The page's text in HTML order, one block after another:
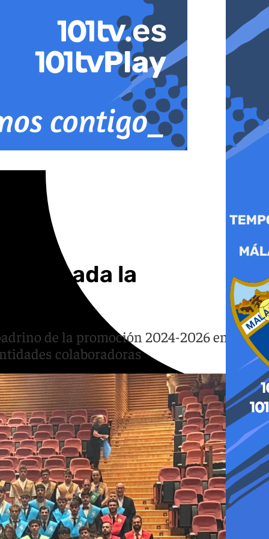
Granada la
de la promoción 2024-2026 en un
colaboradoras